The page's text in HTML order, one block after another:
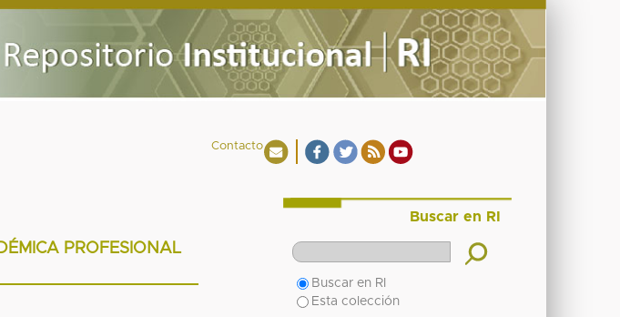
Contacto
PROFESIONAL
Buscar en RI
Buscar en RI
Esta colección